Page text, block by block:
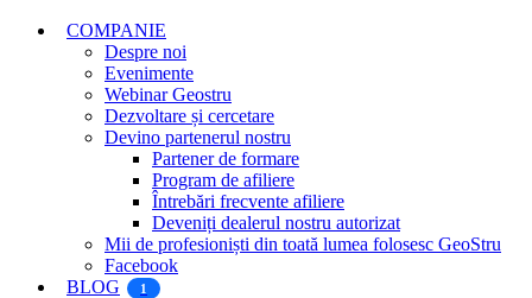
o
fereastră
fereastră
fereastră
nouă
o
fereastră
nouă
COMPANIE
Despre noi
Evenimente
Webinar Geostru
Dezvoltare și cercetare
Devino partenerul nostru
Partener de formare
Program de afiliere
Întrebări frecvente afiliere
Deveniți dealerul nostru autorizat
Mii de profesioniști din toată lumea folosesc GeoStru
Facebook
BLOG
1